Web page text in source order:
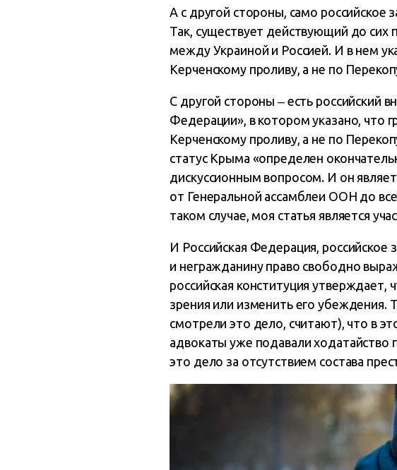
А с другой стороны, само
Так, существует действующий до сих
между Украиной и Россией. И в нем
Керченскому проливу, а не по
С другой стороны ‒ есть российский
Федерации», в котором указано, что
Керченскому проливу, а не по
статус Крыма «определен
дискуссионным вопросом. И он
от Генеральной ассамблеи ООН до
таком случае, моя статья является
И Российская Федерация, российское
и негражданину право свободно
российская конституция утверждает,
зрения или изменить его убеждения.
смотрели это дело, считают), что в
адвокаты уже подавали
это дело за отсутствием состава